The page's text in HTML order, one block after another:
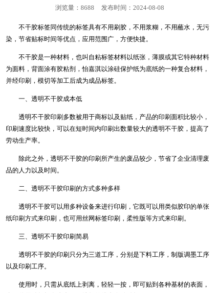
浏览量：8688 发布时间：2024-08-08
不干胶标签同传统的标签具有不用刷胶，不用浆糊，不用蘸水，无污
染，节省贴标时间等优点，应用范围广，方便快捷。
不干胶是一种材料，也叫自粘标签材料以纸张，薄膜或其它特种材料
为面料，背面涂有胶粘剂，怡嘉淇以涂硅保护纸为底纸的一种复合材料，
并经印刷，模切等加工后成为成品标签。
一、透明不干胶成本低
透明不干胶印刷多数被用于商标以及贴纸，产品的印刷面积比较小，
印刷速度比较快，可以在短时间内印刷出数量较大的透明不干胶，提高了
劳动生产率。
除此之外，透明不干胶的印刷所产生的废品较少，节省了企业清理废
品的人力以及时间。
二、透明不干胶印刷的方式多种多样
透明不干胶可以用多种设备来进行印刷，它既可以用类似胶印的单张
纸印刷方式来印刷，也可用丝网标签印刷，柔性版等方式来印刷。
三、透明不干胶印刷简易
透明不干胶的印刷只分为三道工序，分别是下料工序，制版调墨工序
以及印刷工序。
使用时，只需从底纸上剥离，轻轻一按，即可贴到各种基材的表面，